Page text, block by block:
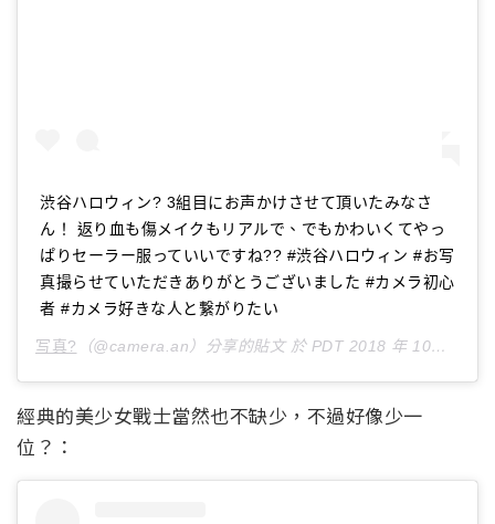
渋谷ハロウィン? 3組目にお声かけさせて頂いたみなさ
ん！ 返り血も傷メイクもリアルで、でもかわいくてやっ
ぱりセーラー服っていいですね?? #渋谷ハロウィン #お写
真撮らせていただきありがとうございました #カメラ初心
者 #カメラ好きな人と繋がりたい
写真? （@camera.an）分享的貼文 於 PDT 2018 年 10月 月 27 日 上午 4:09
經典的美少女戰士當然也不缺少，不過好像少一
位？：